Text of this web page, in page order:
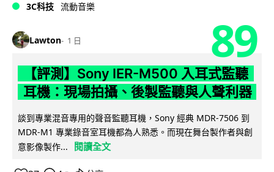
3C科技 流動音樂
Lawton 1 日 89
【評測】Sony IER-M500 入耳式監聽
耳機：現場拍攝、後製監聽與人聲利器
談到專業混音專用的聲音監聽耳機，Sony 經典 MDR-7506 到
MDR-M1 專業錄音室耳機都為人熟悉。而現在舞台製作者與創
意影像製作...
閱讀全文